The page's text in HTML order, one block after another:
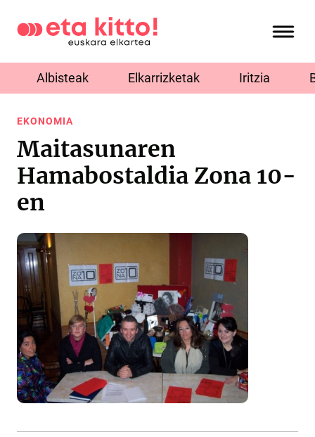
Albisteak Elkarrizketak Iritzia
EKONOMIA
Maitasunaren
Hamabostaldia Zona 10-
en